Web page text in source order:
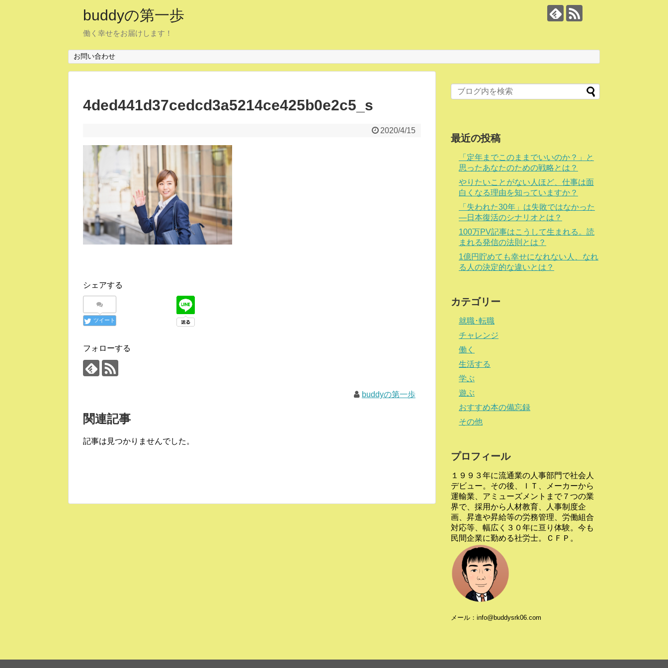
buddyの第一歩
働く幸せをお届けします！
お問い合わせ
4ded441d37cedcd3a5214ce425b0e2c5_s
2020/4/15
シェアする
ツイート
フォローする
buddyの第一歩
関連記事
記事は見つかりませんでした。
最近の投稿
「定年までこのままでいいのか？」と
思ったあなたのための戦略とは？
やりたいことがない人ほど、仕事は面
白くなる理由を知っていますか？
「失われた30年」は失敗ではなかった
―日本復活のシナリオとは？
100万PV記事はこうして生まれる。読
まれる発信の法則とは？
1億円貯めても幸せになれない人、なれ
る人の決定的な違いとは？
カテゴリー
就職･転職
チャレンジ
働く
生活する
学ぶ
遊ぶ
おすすめ本の備忘録
その他
プロフィール
１９９３年に流通業の人事部門で社会人
デビュー。その後、ＩＴ、メーカーから
運輸業、アミューズメントまで７つの業
界で、採用から人材教育、人事制度企
画、昇進や昇給等の労務管理、労働組合
対応等、幅広く３０年に亘り体験。今も
民間企業に勤める社労士。ＣＦＰ。
メール：info@buddysrk06.com